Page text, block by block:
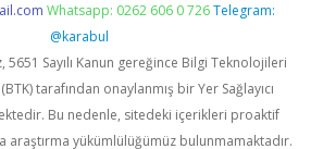
Whatsapp: 0262 606 0 726 Telegram:
@karabul
5651 Sayılı Kanun gereğince Bilgi Teknolojileri
tarafından onaylanmış bir Yer Sağlayıcı
Bu nedenle, sitedeki içerikleri proaktif
araştırma yükümlülüğümüz bulunmamaktadır.